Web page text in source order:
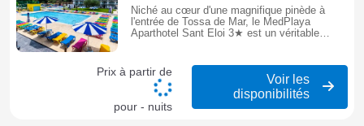
Niché au cœur d'une magnifique pinède à
l'entrée de Tossa de Mar, le MedPlaya
Aparthotel Sant Eloi 3★ est un véritable
plusieurs piscines dont un mini-parc
aquatique, ainsi qu'un programme
d'animations complet pour petits et grands.
C'est l'adresse idéale pour un séjour convivial
et dynamique, alliant la tranquillité de la
Prix à partir de
pour - nuits
Voir les
disponibilités